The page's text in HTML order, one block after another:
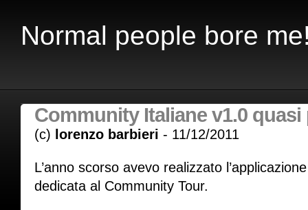
Normal people bore
Community Italiane v1.0 quasi
(c) lorenzo barbieri - 11/12/2011
L’anno scorso avevo realizzato
dedicata al Community Tour.